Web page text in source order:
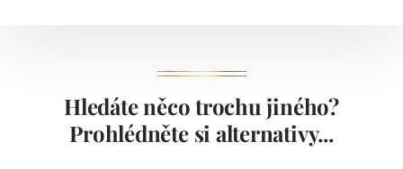
Hledáte něco trochu jiného?
Prohlédněte si alternativy...